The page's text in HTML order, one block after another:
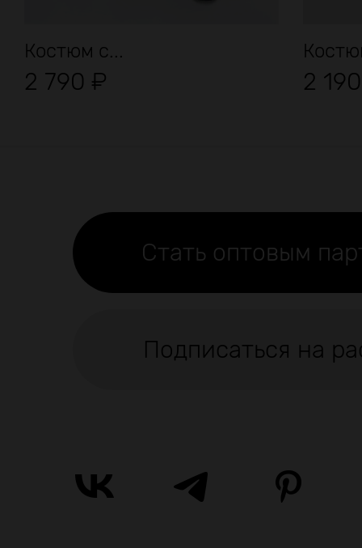
Костюм с...
2 790 ₽ 2
Стать оптовым
Подписаться на